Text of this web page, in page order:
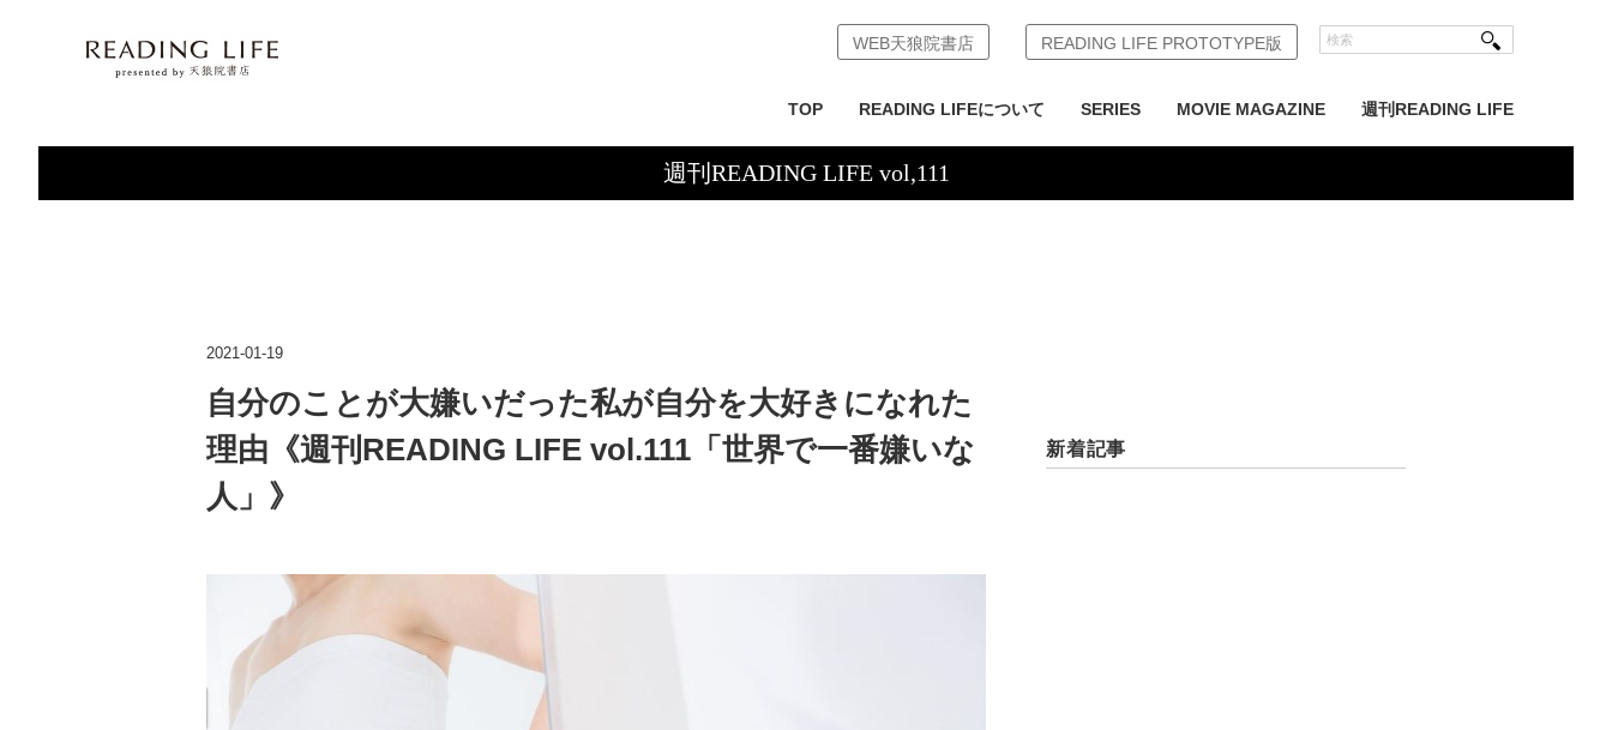
TOP READING LIFEについて SERIES MOVIE MAGAZINE 週刊READING LIFE
WEB天狼院書店 READING LIFE PROTOTYPE版
週刊READING LIFE vol,111
2021-01-19
自分のことが大嫌いだった私が自分を大好きになれた
理由《週刊READING LIFE vol.111「世界で一番嫌いな
人」》
新着記事